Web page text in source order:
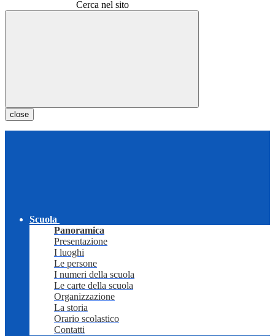
Cerca nel sito
close
Scuola
Panoramica
Presentazione
I luoghi
Le persone
I numeri della scuola
Le carte della scuola
Organizzazione
La storia
Orario scolastico
Contatti